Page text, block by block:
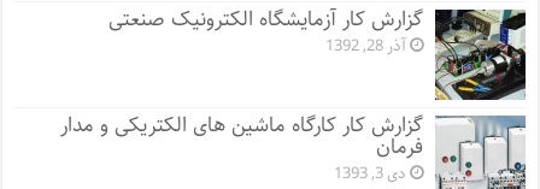
گزارش کار آزمایشگاه الکترونیک صنعتی
آذر 28, 1392
گزارش کار کارگاه ماشین های الکتریکی و مدار
فرمان
دی 3, 1393